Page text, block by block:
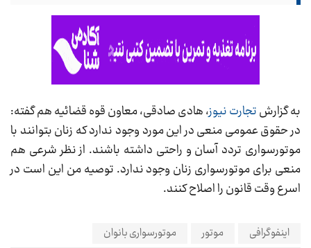
به گزارشتجارت نیوز، هادی صادقی، معاون قوه قضائیه هم گفته:
در حقوق عمومی منعی در این مورد وجود ندارد که زنان بتوانند با
موتورسواری تردد آسان و راحتی داشته باشند. از نظر شرعی هم
منعی برای موتورسواری زنان وجود ندارد. توصیه من این است در
اسرع وقت قانون را اصلاح کنند.
اینفوگرافی موتور موتورسواری بانوان